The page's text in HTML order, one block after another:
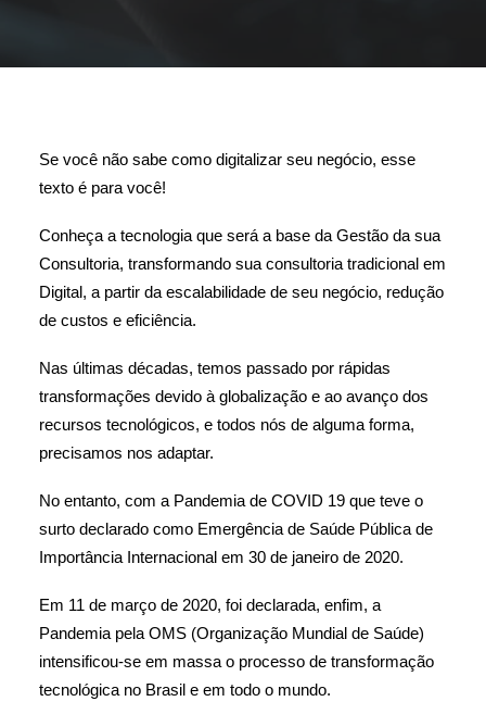
Se você não sabe como digitalizar seu negócio, esse
texto é para você!
Conheça a tecnologia que será a base da Gestão da sua
Consultoria, transformando sua consultoria tradicional em
Digital, a partir da escalabilidade de seu negócio, redução
de custos e eficiência.
Nas últimas décadas, temos passado por rápidas
transformações devido à globalização e ao avanço dos
recursos tecnológicos, e todos nós de alguma forma,
precisamos nos adaptar.
No entanto, com a Pandemia de COVID 19 que teve o
surto declarado como Emergência de Saúde Pública de
Importância Internacional em 30 de janeiro de 2020.
Em 11 de março de 2020, foi declarada, enfim, a
Pandemia pela OMS (Organização Mundial de Saúde)
intensificou-se em massa o processo de transformação
tecnológica no Brasil e em todo o mundo.